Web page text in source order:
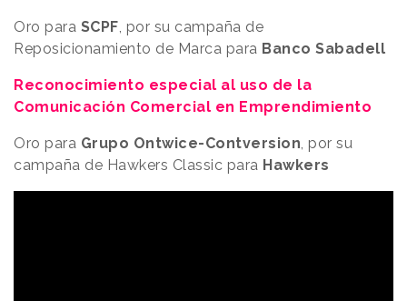
Oro para SCPF, por su campaña de
Reposicionamiento de Marca para Banco Sabadell
Reconocimiento especial al uso de la
Comunicación Comercial en Emprendimiento
Oro para Grupo Ontwice-Contversion, por su
campaña de Hawkers Classic para Hawkers